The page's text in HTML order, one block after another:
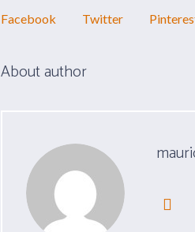
Facebook Twitter
About author